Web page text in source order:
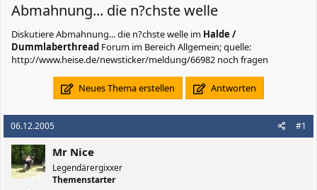
Abmahnung... die n?chste welle
DiskutiereAbmahnung... die n?chste welle im Halde /
Dummlaberthread Forum im Bereich Allgemein; quelle:
http://www.heise.de/newsticker/meldung/66982 noch fragen
Neues Thema erstellen Antworten
06.12.2005 #1
Mr Nice
Legendärergixxer
Themenstarter